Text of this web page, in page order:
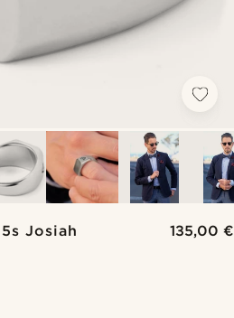
Josiah 135,00 €